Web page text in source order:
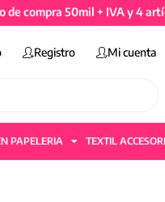
50mil + IVA y 4
Registro Mi cuenta
PAPELERIA TEXTIL